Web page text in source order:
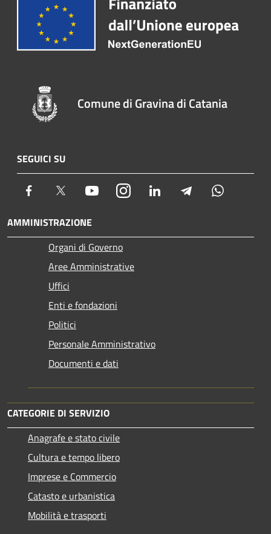
Comune di Gravina di Catania
SEGUICI SU
Facebook Twitter YoutubeInstagram LinkedIn Telegram
AMMINISTRAZIONE
Organi di Governo
Aree Amministrative
Uffici
Enti e fondazioni
Politici
Personale Amministrativo
Documenti e dati
CATEGORIE DI SERVIZIO
Anagrafe e stato civile
Cultura e tempo libero
Imprese e Commercio
Catasto e urbanistica
Mobilità e trasporti